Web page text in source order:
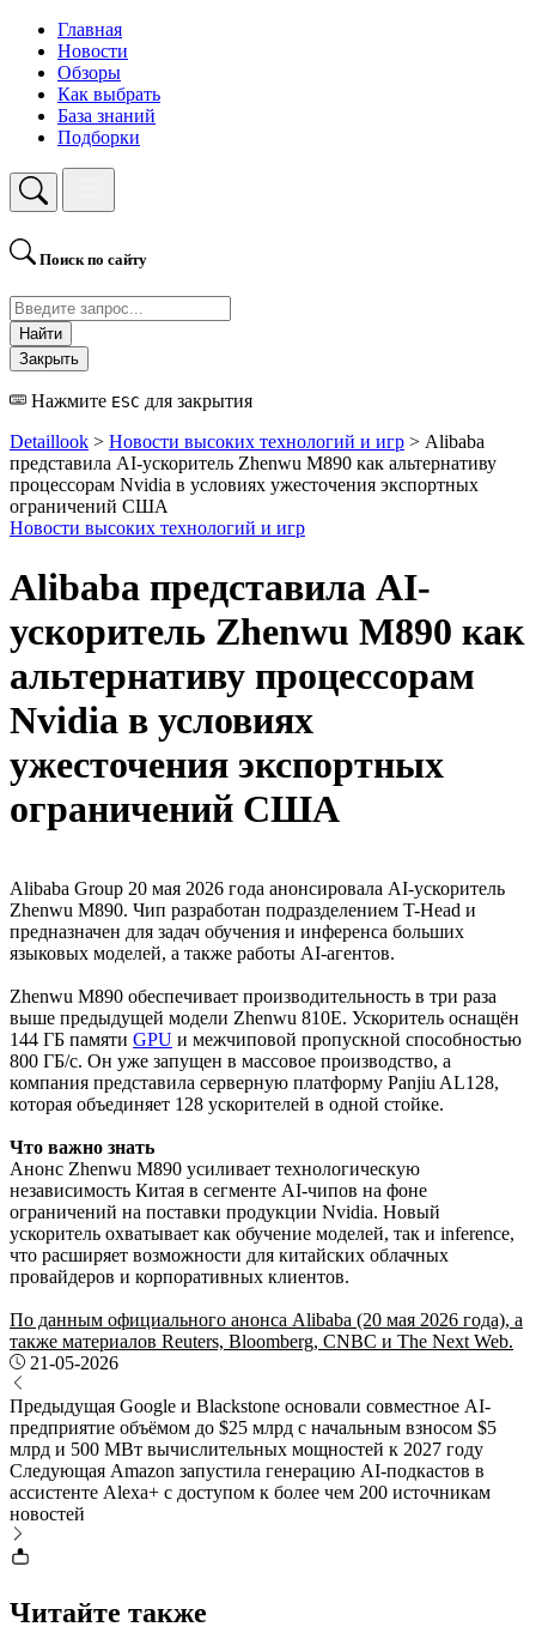
Главная
Новости
Обзоры
Как выбрать
База знаний
Подборки
Поиск по сайту
Найти
Закрыть
Нажмите ESC для закрытия
Detaillook > Новости высоких технологий и игр > Alibaba
представила AI-ускоритель Zhenwu M890 как альтернативу
процессорам Nvidia в условиях ужесточения экспортных
ограничений США
Новости высоких технологий и игр
Alibaba представила AI-
ускоритель Zhenwu M890 как
альтернативу процессорам
Nvidia в условиях
ужесточения экспортных
ограничений США
Alibaba Group 20 мая 2026 года анонсировала AI-ускоритель
Zhenwu M890. Чип разработан подразделением T-Head и
предназначен для задач обучения и инференса больших
языковых моделей, а также работы AI-агентов.
Zhenwu M890 обеспечивает производительность в три раза
выше предыдущей модели Zhenwu 810E. Ускоритель оснащён
144 ГБ памяти GPU и межчиповой пропускной способностью
800 ГБ/с. Он уже запущен в массовое производство, а
компания представила серверную платформу Panjiu AL128,
которая объединяет 128 ускорителей в одной стойке.
Что важно знать
Анонс Zhenwu M890 усиливает технологическую
независимость Китая в сегменте AI-чипов на фоне
ограничений на поставки продукции Nvidia. Новый
ускоритель охватывает как обучение моделей, так и inference,
что расширяет возможности для китайских облачных
провайдеров и корпоративных клиентов.
По данным официального анонса Alibaba (20 мая 2026 года), а
также материалов Reuters, Bloomberg, CNBC и The Next Web.
21-05-2026
Предыдущая Google и Blackstone основали совместное AI-
предприятие объёмом до $25 млрд с начальным взносом $5
млрд и 500 МВт вычислительных мощностей к 2027 году
Следующая Amazon запустила генерацию AI-подкастов в
ассистенте Alexa+ с доступом к более чем 200 источникам
новостей
Читайте также